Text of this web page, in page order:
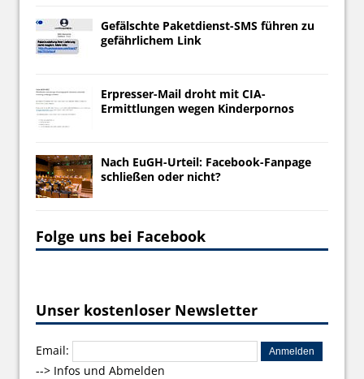
Gefälschte Paketdienst-SMS führen zu
gefährlichem Link
Erpresser-Mail droht mit CIA-
Ermittlungen wegen Kinderpornos
Nach EuGH-Urteil: Facebook-Fanpage
schließen oder nicht?
Folge uns bei Facebook
Unser kostenloser Newsletter
Email:
--> Infos und Abmelden